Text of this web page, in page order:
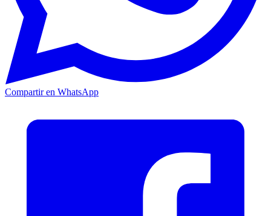
Compartir en WhatsApp